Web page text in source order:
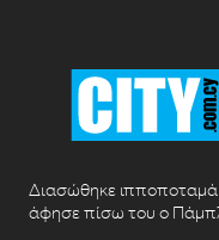
Διασώθηκε
άφησε πίσω του ο